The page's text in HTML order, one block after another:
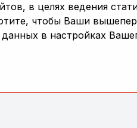
в целях ведения
чтобы Ваши
в настройках